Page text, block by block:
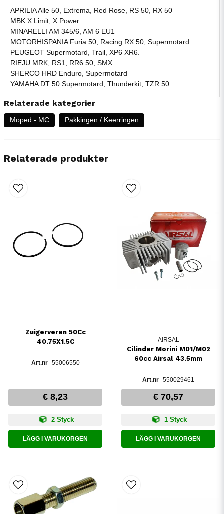
APRILIA Alle 50, Extrema, Red Rose, RS 50, RX 50
MBK X Limit, X Power.
MINARELLI AM 345/6, AM 6 EU1
MOTORHISPANIA Furia 50, Racing RX 50, Supermotard
PEUGEOT Supermotard, Trail, XP6 XR6.
RIEJU MRK, RS1, RR6 50, SMX
SHERCO HRD Enduro, Supermotard
YAMAHA DT 50 Supermotard, Thunderkit, TZR 50.
Relaterade kategorier
Moped - MC Pakkingen / Keerringen
Relaterade produkter
Zuigerveren 50Cc
40.75X1.5C
55006550
€ 8,23
2 Styck
LÄGG I VARUKORGEN
AIRSAL
Cilinder Morini M01/M02
60cc Airsal 43.5mm
550029461
€ 70,57
1 Styck
LÄGG I VARUKORGEN